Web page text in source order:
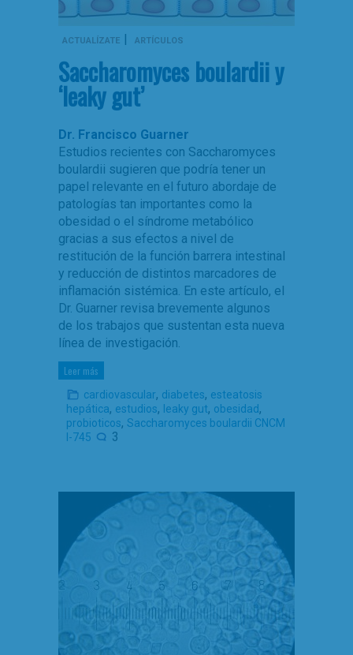
ACTUALÍZATE | ARTÍCULOS
Saccharomyces boulardii y
‘leaky gut’
Dr. Francisco Guarner
Estudios recientes con Saccharomyces
boulardii sugieren que podría tener un
papel relevante en el futuro abordaje de
patologías tan importantes como la
obesidad o el síndrome metabólico
gracias a sus efectos a nivel de
restitución de la función barrera intestinal
y reducción de distintos marcadores de
inflamación sistémica. En este artículo, el
Dr. Guarner revisa brevemente algunos
de los trabajos que sustentan esta nueva
línea de investigación.
Leer más
cardiovascular, diabetes, esteatosis
hepática, estudios, leaky gut, obesidad,
probioticos, Saccharomyces boulardii CNCM
I-745
3